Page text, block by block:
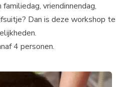
vriendinnendag,
Dan is deze workshop te
4 personen.